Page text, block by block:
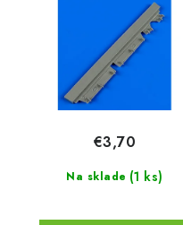
Na sklade (1 ks)
€3,70